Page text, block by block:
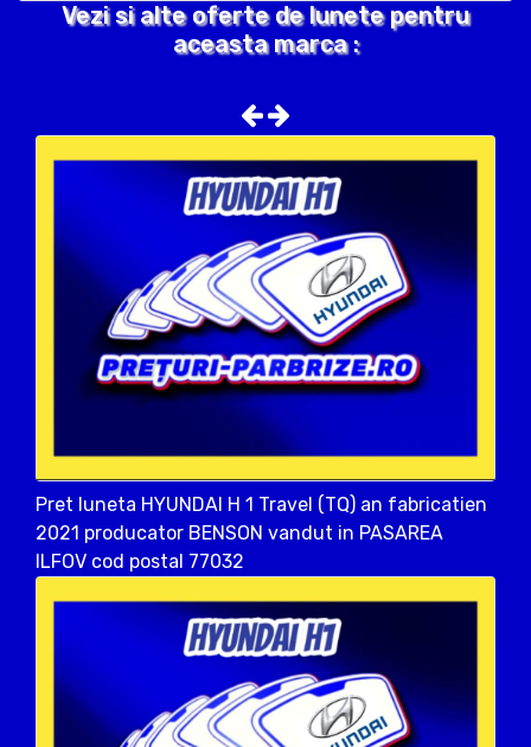
Vezi si alte oferte de lunete pentru
aceasta marca :
Pret luneta HYUNDAI H 1 Travel (TQ) an fabricatien
2021 producator BENSON vandut in PASAREA
ILFOV cod postal 77032